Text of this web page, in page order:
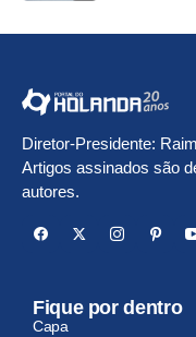
Diretor-Presidente:
Artigos assinados são
autores.
Fique por dentro
Capa